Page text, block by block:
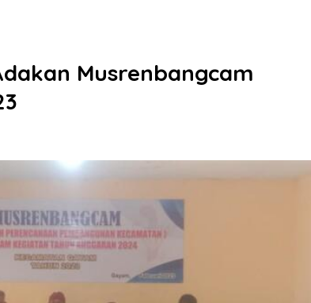
Musrenbangcam